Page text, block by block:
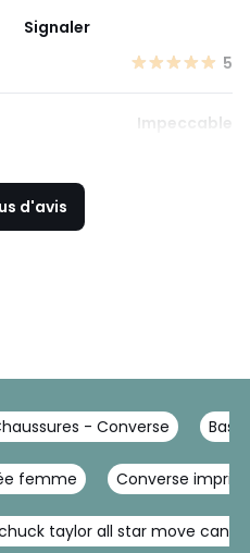
Signaler
5
Impeccable
d'avis
- Converse
femme Converse
taylor all star move